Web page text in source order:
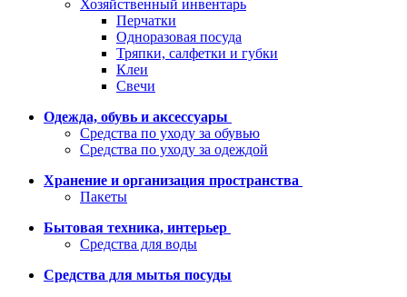
Хозяйственный инвентарь
Перчатки
Одноразовая посуда
Тряпки, салфетки и губки
Клеи
Свечи
Одежда, обувь и аксессуары
Средства по уходу за обувью
Средства по уходу за одеждой
Хранение и организация пространства
Пакеты
Бытовая техника, интерьер
Средства для воды
Средства для мытья посуды